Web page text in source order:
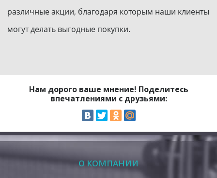
различные акции, благодаря которым наши клиенты
могут делать выгодные покупки.
Нам дорого ваше мнение! Поделитесь
впечатлениями с друзьями:
О КОМПАНИИ